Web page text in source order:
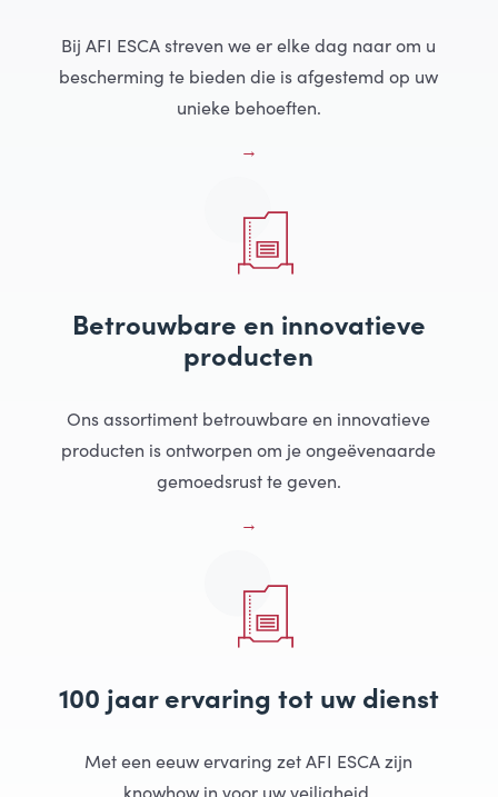
Bij AFI ESCA streven we er elke dag naar om u
bescherming te bieden die is afgestemd op uw
unieke behoeften.
Betrouwbare en innovatieve
producten
Ons assortiment betrouwbare en innovatieve
producten is ontworpen om je ongeëvenaarde
gemoedsrust te geven.
100 jaar ervaring tot uw dienst
Met een eeuw ervaring zet AFI ESCA zijn